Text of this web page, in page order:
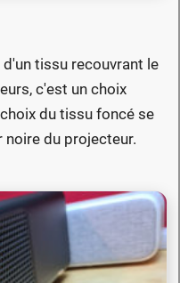
tissu recouvrant le
c'est un choix
du tissu foncé se
noire du projecteur.